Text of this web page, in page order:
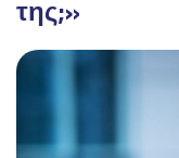
της;»